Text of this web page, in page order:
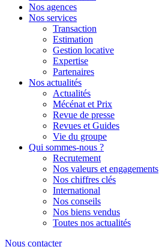
Nos agences
Nos services
Transaction
Estimation
Gestion locative
Expertise
Partenaires
Nos actualités
Actualités
Mécénat et Prix
Revue de presse
Revues et Guides
Vie du groupe
Qui sommes-nous ?
Recrutement
Nos valeurs et engagements
Nos chiffres clés
International
Nos conseils
Nos biens vendus
Toutes nos actualités
Nous contacter